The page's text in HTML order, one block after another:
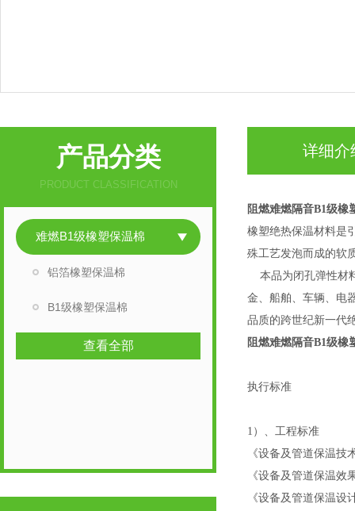
产品分类
PRODUCT CLASSIFICATION
难燃B1级橡塑保温棉
铝箔橡塑保温棉
B1级橡塑保温棉
查看全部
详细介
阻燃难燃隔音B1级橡
橡塑绝热保温材料是
殊工艺发泡而成的软
本品为闭孔弹性材
金、船舶、车辆、电
品质的跨世纪新一代
阻燃难燃隔音B1级橡
执行标准
1）、工程标准
《设备及管道保温技
《设备及管道保温效
《设备及管道保温设